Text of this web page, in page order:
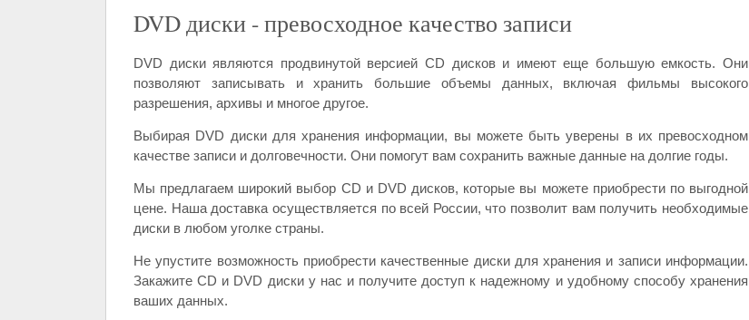
DVD диски - превосходное качество записи
DVD диски являются продвинутой версией CD дисков и имеют еще большую емкость. Они
позволяют записывать и хранить большие объемы данных, включая фильмы высокого
разрешения, архивы и многое другое.
Выбирая DVD диски для хранения информации, вы можете быть уверены в их превосходном
качестве записи и долговечности. Они помогут вам сохранить важные данные на долгие годы.
Мы предлагаем широкий выбор CD и DVD дисков, которые вы можете приобрести по выгодной
цене. Наша доставка осуществляется по всей России, что позволит вам получить необходимые
диски в любом уголке страны.
Не упустите возможность приобрести качественные диски для хранения и записи информации.
Закажите CD и DVD диски у нас и получите доступ к надежному и удобному способу хранения
ваших данных.